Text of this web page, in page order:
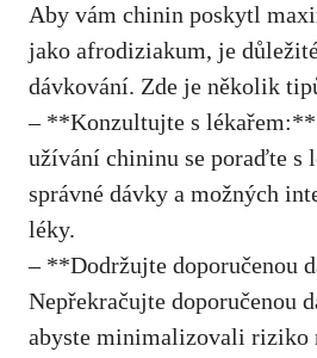
Aby vám chinin poskytl
jako afrodiziakum, je
dávkování. Zde je několik
– **Konzultujte s lékařem:**
užívání chininu se poraďte s
správné dávky a možných
léky.
– **Dodržujte doporučenou
Nepřekračujte doporučenou
abyste minimalizovali riziko